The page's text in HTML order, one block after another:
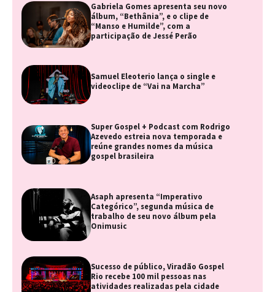
Gabriela Gomes apresenta seu novo
álbum, “Bethânia”, e o clipe de
“Manso e Humilde”, com a
participação de Jessé Perão
Samuel Eleoterio lança o single e
videoclipe de “Vai na Marcha”
Super Gospel + Podcast com Rodrigo
Azevedo estreia nova temporada e
reúne grandes nomes da música
gospel brasileira
Asaph apresenta “Imperativo
Categórico”, segunda música de
trabalho de seu novo álbum pela
Onimusic
Sucesso de público, Viradão Gospel
Rio recebe 100 mil pessoas nas
atividades realizadas pela cidade